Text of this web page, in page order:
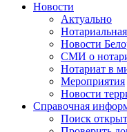
Новости
Актуально
Новости
СМИ о
Нотариат в
Мероприятия
Новости
Справочная
Поиск